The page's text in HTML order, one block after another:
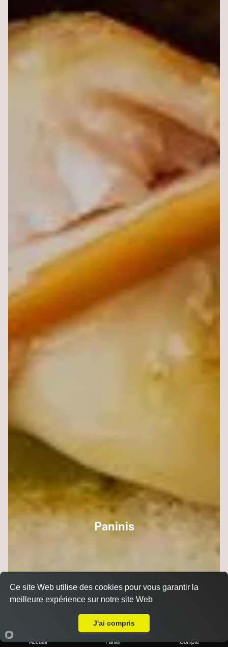
Paninis
Accueil Panier Compte
Ce site Web utilise des cookies pour vous garantir la
meilleure expérience sur notre site Web
J'ai compris